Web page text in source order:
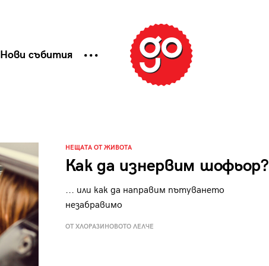
Нови събития
НЕЩАТА ОТ ЖИВОТА
Как да изнервим шофьор?
... или как да направим пътуването
незабравимо
ОТ ХЛОРАЗИНОВОТО ЛЕЛЧЕ